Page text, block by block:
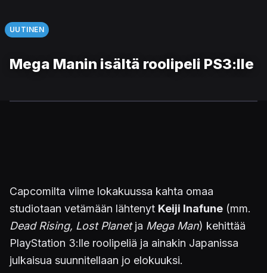
UUTINEN
Mega Manin isältä roolipeli PS3:lle
Capcomilta viime lokakuussa kahta omaa
studiotaan vetämään lähtenyt Keiji Inafune (mm.
Dead Rising, Lost Planetja Mega Man) kehittää
PlayStation 3:lle roolipeliä ja ainakin Japanissa
julkaisua suunnitellaan jo elokuuksi.